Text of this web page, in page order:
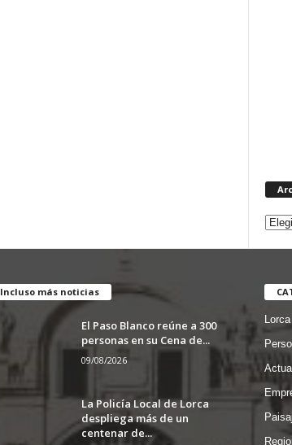
Incluso más noticias
El Paso Blanco reúne a 300
personas en su Cena de...
09/08/2026
La Policía Local de Lorca
despliega más de un
centenar de...
Lorca